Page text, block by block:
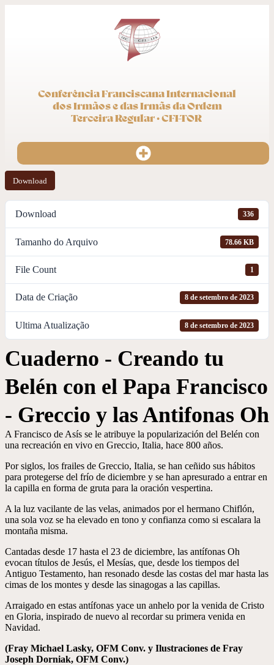
Conferência Franciscana Internacional
dos Irmãos e das Irmãs da Ordem
Terceira Regular · CFI-TOR
Download
Download 336
Tamanho do Arquivo 78.66 KB
File Count 1
Data de Criação 8 de setembro de 2023
Ultima Atualização 8 de setembro de 2023
Cuaderno - Creando tu
Belén con el Papa Francisco
- Greccio y las Antifonas Oh
A Francisco de Asís se le atribuye la popularización del Belén con
una recreación en vivo en Greccio, Italia, hace 800 años.
Por siglos, los frailes de Greccio, Italia, se han ceñido sus hábitos
para protegerse del frío de diciembre y se han apresurado a entrar en
la capilla en forma de gruta para la oración vespertina.
A la luz vacilante de las velas, animados por el hermano Chiflón,
una sola voz se ha elevado en tono y confianza como si escalara la
montaña misma.
Cantadas desde 17 hasta el 23 de diciembre, las antífonas Oh
evocan títulos de Jesús, el Mesías, que, desde los tiempos del
Antiguo Testamento, han resonado desde las costas del mar hasta las
cimas de los montes y desde las sinagogas a las capillas.
Arraigado en estas antífonas yace un anhelo por la venida de Cristo
en Gloria, inspirado de nuevo al recordar su primera venida en
Navidad.
(Fray Michael Lasky, OFM Conv. y Ilustraciones de Fray
Joseph Dorniak, OFM Conv.)